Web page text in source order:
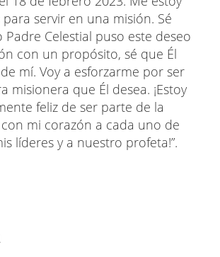
servir en una misión. Sé
Padre Celestial puso este deseo
con un propósito, sé que Él
mí. Voy a esforzarme por ser
misionera que Él desea. ¡Estoy
feliz de ser parte de la
mi corazón a cada uno de
líderes y a nuestro profeta!”.